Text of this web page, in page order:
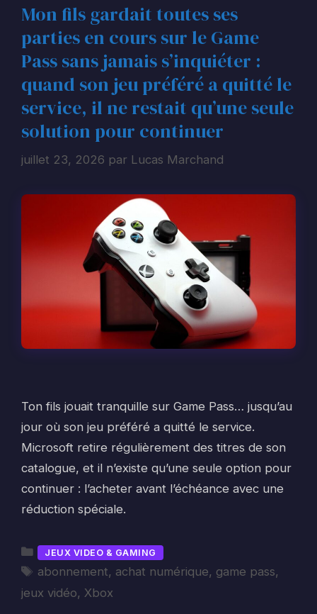
Mon fils gardait toutes ses
parties en cours sur le Game
Pass sans jamais s’inquiéter :
quand son jeu préféré a quitté le
service, il ne restait qu’une seule
solution pour continuer
juillet 23, 2026 par Lucas Marchand
Ton fils jouait tranquille sur Game Pass… jusqu’au
jour où son jeu préféré a quitté le service.
Microsoft retire régulièrement des titres de son
catalogue, et il n’existe qu’une seule option pour
continuer : l’acheter avant l’échéance avec une
réduction spéciale.
Catégories
JEUX VIDEO & GAMING
Étiquettes
abonnement, achat numérique, game pass,
jeux vidéo, Xbox